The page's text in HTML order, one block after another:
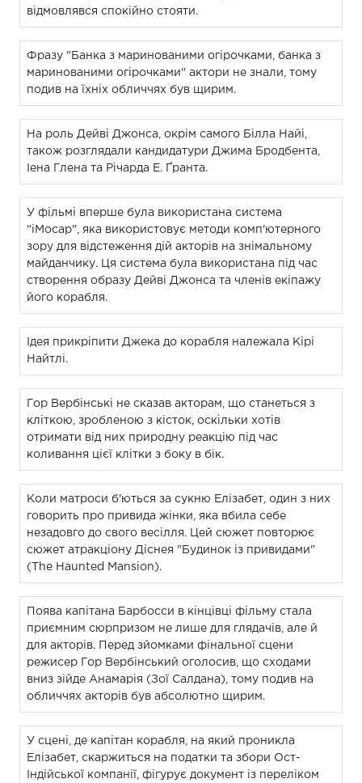
відмовлявся спокійно стояти.
Фразу "Банка з маринованими огірочками, банка з
маринованими огірочками" актори не знали, тому
подив на їхніх обличчях був щирим.
На роль Дейві Джонса, окрім самого Білла Найі,
також розглядали кандидатури Джима Бродбента,
Іена Глена та Річарда Е. Ґранта.
У фільмі вперше була використана система
"iMocap", яка використовує методи комп'ютерного
зору для відстеження дій акторів на знімальному
майданчику. Ця система була використана під час
створення образу Дейві Джонса та членів екіпажу
його корабля.
Ідея прикріпити Джека до корабля належала Кірі
Найтлі.
Гор Вербінські не сказав акторам, що станеться з
кліткою, зробленою з кісток, оскільки хотів
отримати від них природну реакцію під час
коливання цієї клітки з боку в бік.
Коли матроси б'ються за сукню Елізабет, один з них
говорить про привида жінки, яка вбила себе
незадовго до свого весілля. Цей сюжет повторює
сюжет атракціону Діснея "Будинок із привидами"
(The Haunted Mansion).
Поява капітана Барбосси в кінцівці фільму стала
приємним сюрпризом не лише для глядачів, але й
для акторів. Перед зйомками фінальної сцени
режисер Гор Вербінський оголосив, що сходами
вниз зійде Анамарія (Зої Салдана), тому подив на
обличчях акторів був абсолютно щирим.
У сцені, де капітан корабля, на який проникла
Елізабет, скаржиться на податки та збори Ост-
Індійської компанії, фігурує документ із переліком